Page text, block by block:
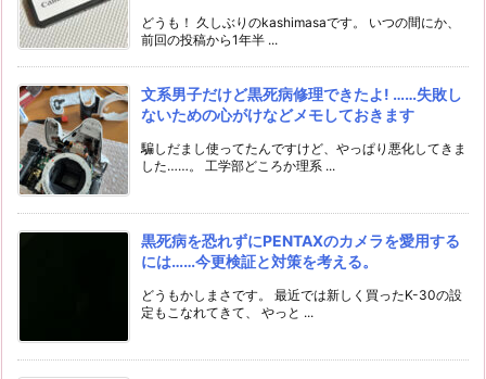
どうも！ 久しぶりのkashimasaです。 いつの間にか、
前回の投稿から1年半 ...
文系男子だけど黒死病修理できたよ! ……失敗し
ないための心がけなどメモしておきます
騙しだまし使ってたんですけど、やっぱり悪化してきま
した……。 工学部どころか理系 ...
黒死病を恐れずにPENTAXのカメラを愛用する
には……今更検証と対策を考える。
どうもかしまさです。 最近では新しく買ったK-30の設
定もこなれてきて、 やっと ...